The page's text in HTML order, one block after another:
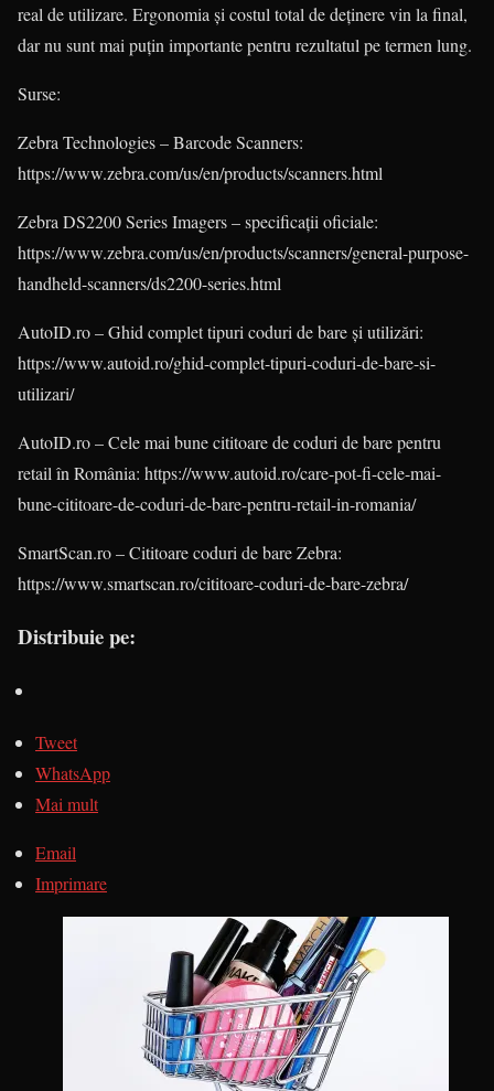
real de utilizare. Ergonomia și costul total de deținere vin la final,
dar nu sunt mai puțin importante pentru rezultatul pe termen lung.
Surse:
Zebra Technologies – Barcode Scanners:
https://www.zebra.com/us/en/products/scanners.html
Zebra DS2200 Series Imagers – specificații oficiale:
https://www.zebra.com/us/en/products/scanners/general-purpose-
handheld-scanners/ds2200-series.html
AutoID.ro – Ghid complet tipuri coduri de bare și utilizări:
https://www.autoid.ro/ghid-complet-tipuri-coduri-de-bare-si-
utilizari/
AutoID.ro – Cele mai bune cititoare de coduri de bare pentru
retail în România: https://www.autoid.ro/care-pot-fi-cele-mai-
bune-cititoare-de-coduri-de-bare-pentru-retail-in-romania/
SmartScan.ro – Cititoare coduri de bare Zebra:
https://www.smartscan.ro/cititoare-coduri-de-bare-zebra/
Distribuie pe:
Tweet
WhatsApp
Mai mult
Email
Imprimare